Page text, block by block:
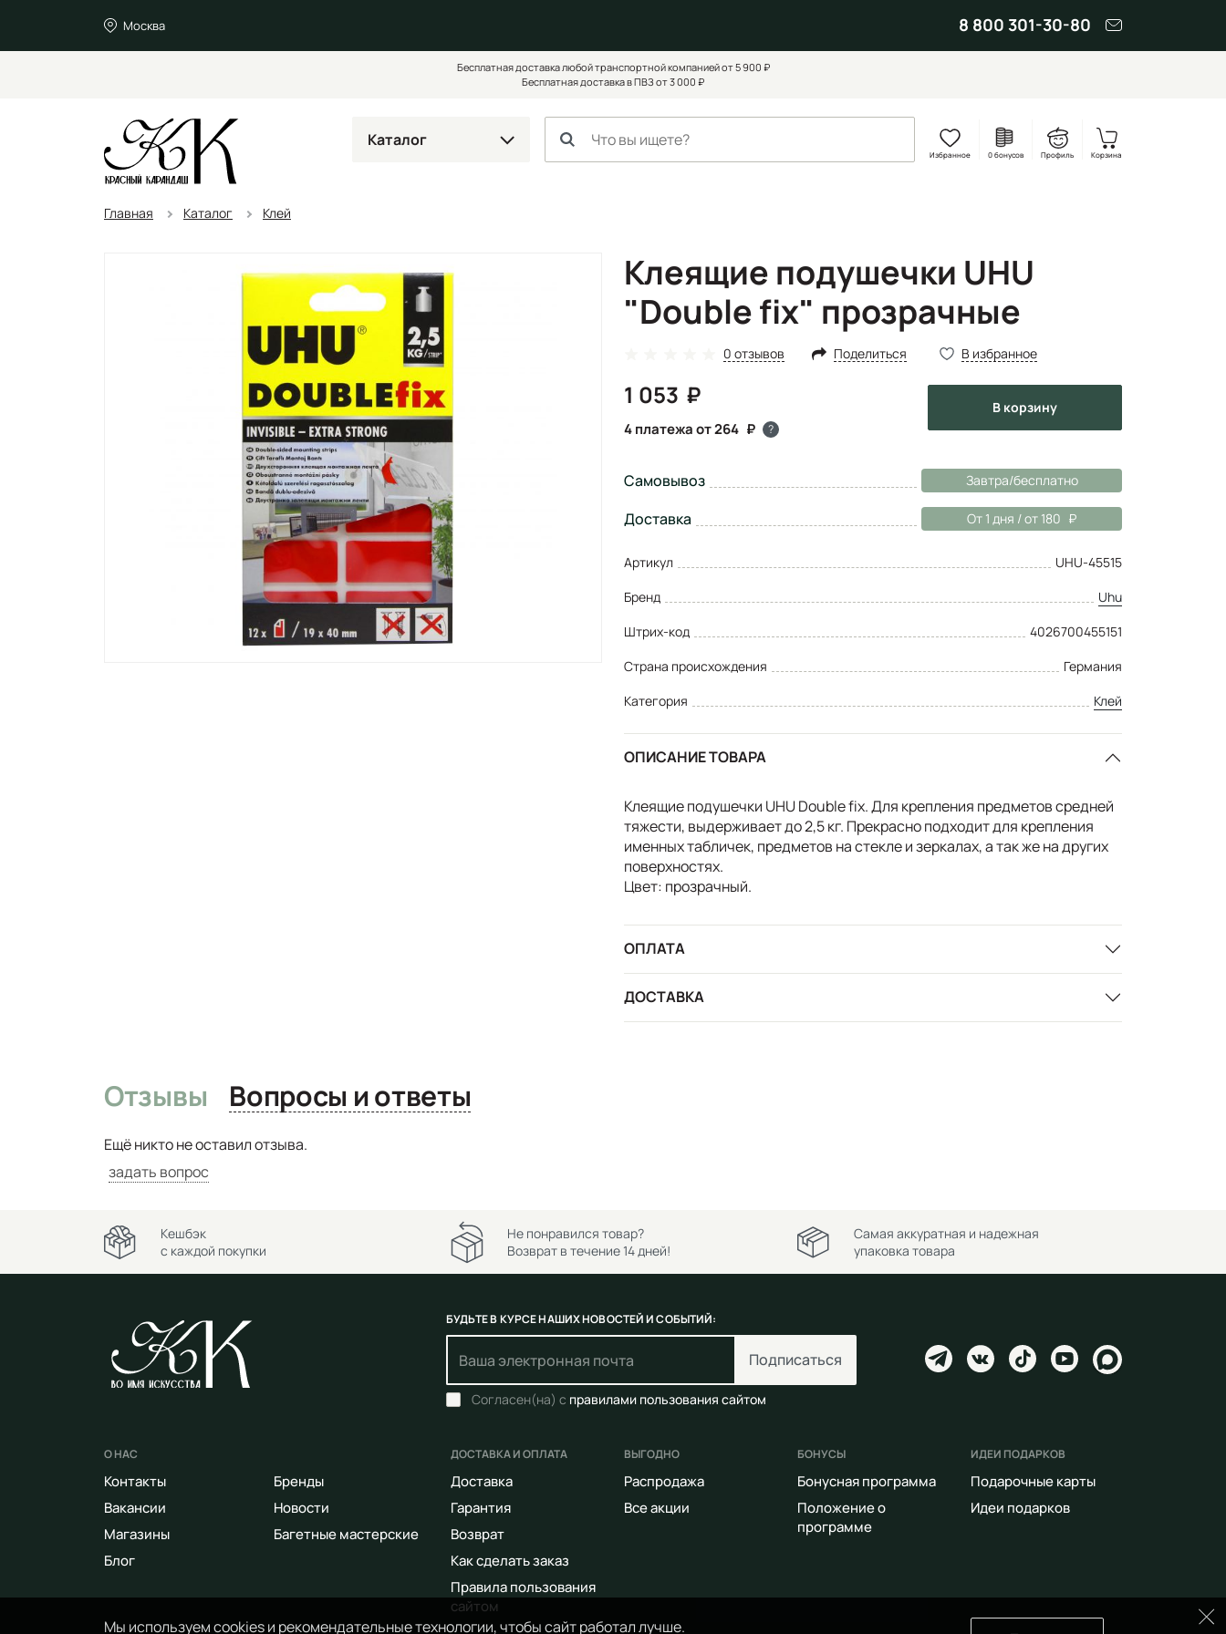
Москва 8 800 301-30-80
Бесплатная доставка любой транспортной компанией от 5 900 ₽
Бесплатная доставка в ПВЗ от 3 000 ₽
Каталог
Избранное 0 бонусов Профиль Корзина
Главная Каталог Клей
Клеящие подушечки UHU
"Double fix" прозрачные
0 отзывов Поделиться В избранное
1 053
4 платежа от 264 ?
в корзину
Самовывоз Завтра/бесплатно
Доставка От 1 дня / от 180
Артикул
UHU-45515
Бренд
Uhu
Штрих-код
4026700455151
Страна происхождения
Германия
Категория
Клей
ОПИСАНИЕ ТОВАРА
Клеящие подушечки UHU Double fix. Для крепления предметов средней
тяжести, выдерживает до 2,5 кг. Прекрасно подходит для крепления
именных табличек, предметов на стекле и зеркалах, а так же на других
поверхностях.
Цвет: прозрачный.
ОПЛАТА
ДОСТАВКА
Отзывы Вопросы и ответы
Ещё никто не оставил отзыва.
задать вопрос
Мы используем cookies и рекомендательные технологии, чтобы сайт работал лучше.
Кешбэк
с каждой покупки
Не понравился товар?
Возврат в течение 14 дней!
Самая аккуратная и надежная
упаковка товара
БУДЬТЕ В КУРСЕ НАШИХ НОВОСТЕЙ И СОБЫТИЙ:
Подписаться
Согласен(на) с правилами пользования сайтом
О НАС
Контакты
Вакансии
Магазины
Блог
Бренды
Новости
Багетные мастерские
ДОСТАВКА И ОПЛАТА
Доставка
Гарантия
Возврат
Как сделать заказ
Правила пользования
сайтом
ВЫГОДНО
Распродажа
Все акции
БОНУСЫ
Бонусная программа
Положение о
программе
ИДЕИ ПОДАРКОВ
Подарочные карты
Идеи подарков